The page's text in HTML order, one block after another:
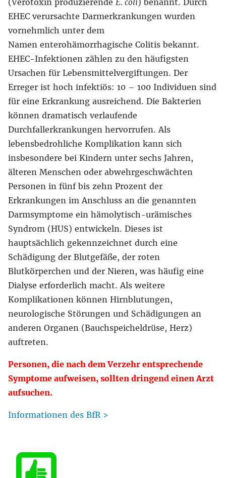
(Verotoxin produzierende E. coli ) benannt. Durch
EHEC verursachte Darmerkrankungen wurden
vornehmlich unter dem
Namen enterohämorrhagische Colitis bekannt.
EHEC-Infektionen zählen zu den häufigsten
Ursachen für Lebensmittelvergiftungen. Der
Erreger ist hoch infektiös: 10 – 100 Individuen sind
für eine Erkrankung ausreichend. Die Bakterien
können dramatisch verlaufende
Durchfallerkrankungen hervorrufen. Als
lebensbedrohliche Komplikation kann sich
insbesondere bei Kindern unter sechs Jahren,
älteren Menschen oder abwehrgeschwächten
Personen in fünf bis zehn Prozent der
Erkrankungen im Anschluss an die genannten
Darmsymptome ein hämolytisch-urämisches
Syndrom (HUS) entwickeln. Dieses ist
hauptsächlich gekennzeichnet durch eine
Schädigung der Blutgefäße, der roten
Blutkörperchen und der Nieren, was häufig eine
Dialyse erforderlich macht. Als weitere
Komplikationen können Hirnblutungen,
neurologische Störungen und Schädigungen an
anderen Organen (Bauchspeicheldrüse, Herz)
auftreten.
Personen, die nach dem Verzehr entsprechende
Symptome aufweisen, sollten dringend einen Arzt
aufsuchen.
Informationen des BfR >